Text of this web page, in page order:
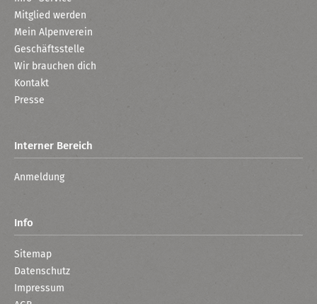
Mitglied werden
Mein Alpenverein
Geschäftsstelle
Wir brauchen dich
Kontakt
Presse
Interner Bereich
Anmeldung
Info
Sitemap
Datenschutz
Impressum